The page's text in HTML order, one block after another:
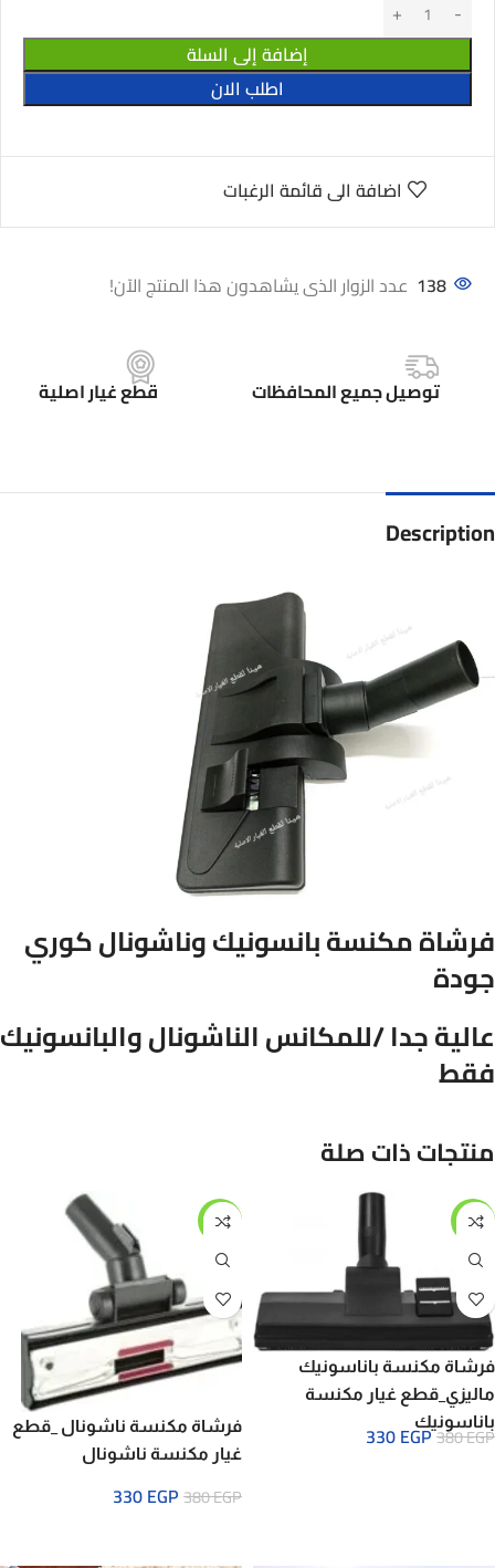
إضافة إلى السلة
اطلب الان
اضافة الى قائمة الرغبات
138 عدد الزوار الذى يشاهدون هذا المنتج الآن!
توصيل جميع المحافظات قطع غيار اصلية
Description
فرشاة مكنسة بانسونيك وناشونال كوري
جودة
عالية جدا /للمكانس الناشونال والبانسونيك
فقط
منتجات ذات صلة
-13%
فرشاة مكنسة باناسونيك
ماليزي_قطع غيار مكنسة
باناسونيك
380EGP
330EGP
-13%
فرشاة مكنسة ناشونال _قطع
غيار مكنسة ناشونال
380EGP
330EGP